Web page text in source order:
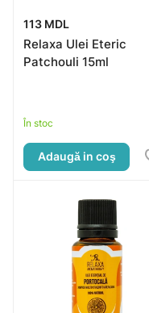
113 MDL
Relaxa Ulei Eteric
Patchouli 15ml
În stoc
Adaugă in coş